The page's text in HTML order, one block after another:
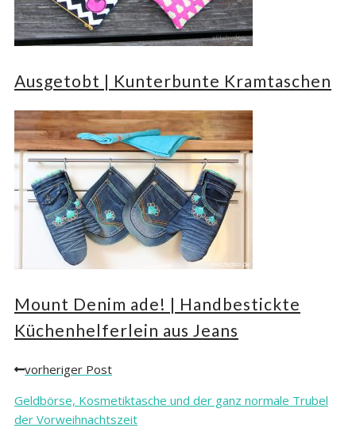
Ausgetobt | Kunterbunte Kramtaschen
Mount Denim ade! | Handbestickte
Küchenhelferlein aus Jeans
Posts
navigation
vorheriger Post
Geldbörse, Kosmetiktasche und der ganz normale Trubel
der Vorweihnachtszeit